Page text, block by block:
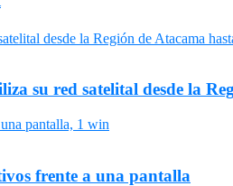
su red satelital desde la
frente a una pantalla